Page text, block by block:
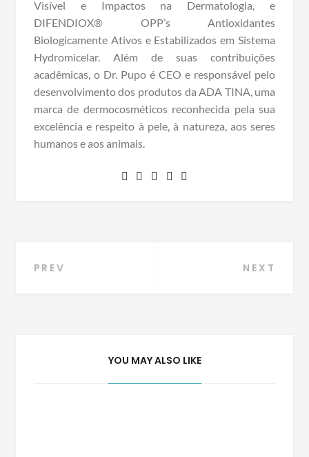
Visível e Impactos na Dermatologia, e
DIFENDIOX® OPP’s Antioxidantes
Biologicamente Ativos e Estabilizados em Sistema
Hydromicelar. Além de suas contribuições
acadêmicas, o Dr. Pupo é CEO e responsável pelo
desenvolvimento dos produtos da ADA TINA, uma
marca de dermocosméticos reconhecida pela sua
excelência e respeito à pele, à natureza, aos seres
humanos e aos animais.
Navegação
PREV NEXT
YOU MAY ALSO LIKE